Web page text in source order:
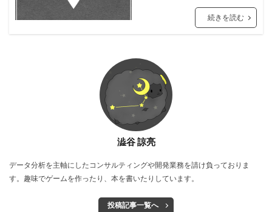
続きを読む
澁谷 諒亮
データ分析を主軸にしたコンサルティングや開発業務を請け負っておりま
す。趣味でゲームを作ったり、本を書いたりしています。
投稿記事一覧へ